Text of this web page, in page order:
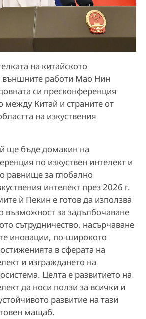
на китайското
външните работи Мао Нин
си пресконференция
между Китай и страните от
на изкуствения
ще бъде домакин на
по изкуствен интелект и
равнище за глобално
интелект през 2026 г.
ѝ Пекин е готов да използва
възможност за задълбочаване
сътрудничество, насърчаване
иновации, по-широкото
в сферата на
и изграждането на
Целта е развитието на
да носи ползи за всички и
развитие на тази
мащаб.